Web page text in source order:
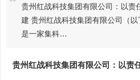
贵州红战科技集团有限公司：以责
建 贵州红战科技集团有限公司（以
是一家集科…
贵州红战科技集团有限公司：以责